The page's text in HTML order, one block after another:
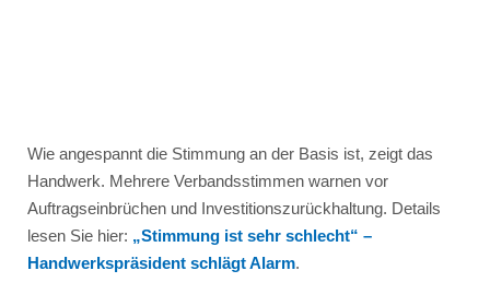
Wie angespannt die Stimmung an der Basis ist, zeigt das
Handwerk. Mehrere Verbandsstimmen warnen vor
Auftragseinbrüchen und Investitionszurückhaltung. Details
lesen Sie hier: „Stimmung ist sehr schlecht“ –
Handwerkspräsident schlägt Alarm.